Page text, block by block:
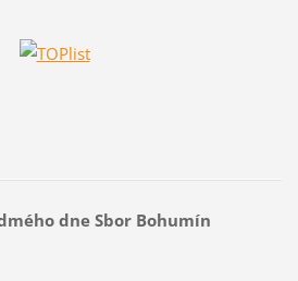
dne Sbor Bohumín